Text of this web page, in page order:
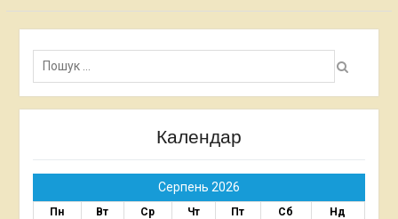
Пошук:
Календар
Серпень 2026
Пн Вт Ср Чт Пт Сб
Нд